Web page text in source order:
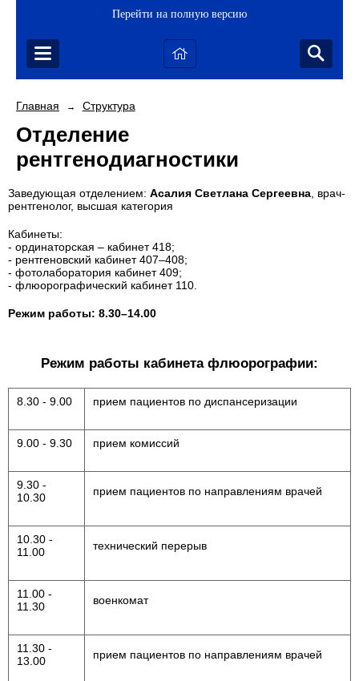
Перейти на полную версию
Главная → Структура
Отделение
рентгенодиагностики
Заведующая отделением: Асалия Светлана Сергеевна, врач-
рентгенолог, высшая категория
Кабинеты:
- ординаторская – кабинет 418;
- рентгеновский кабинет 407–408;
- фотолаборатория кабинет 409;
- флюорографический кабинет 110.
Режим работы: 8.30–14.00
Режим работы кабинета флюорографии:
8.30 - 9.00 прием пациентов по диспансеризации
9.00 - 9.30 прием комиссий
9.30 -
10.30
прием пациентов по направлениям врачей
10.30 -
11.00
технический перерыв
11.00 -
11.30
военкомат
11.30 -
13.00
прием пациентов по направлениям врачей